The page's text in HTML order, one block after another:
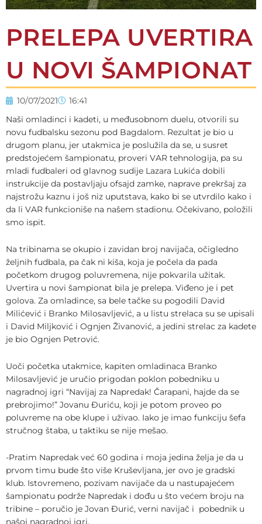
PRELEPA UVERTIRA
U NOVI ŠAMPIONAT
10/07/2021
16:41
Naši omladinci i kadeti, u međusobnom duelu, otvorili su
novu fudbalsku sezonu pod Bagdalom. Rezultat je bio u
drugom planu, jer utakmica je poslužila da se, u susret
predstojećem šampionatu, proveri VAR tehnologija, pa su
mladi fudbaleri od glavnog sudije Lazara Lukića dobili
instrukcije da postavljaju ofsajd zamke, naprave prekršaj za
najstrožu kaznu i još niz uputstava, kako bi se utvrdilo kako i
da li VAR funkcioniše na našem stadionu. Očekivano, položili
smo ispit.
Na tribinama se okupio i zavidan broj navijača, očigledno
željnih fudbala, pa čak ni kiša, koja je počela da pada
početkom drugog poluvremena, nije pokvarila užitak.
Uvertira u novi šampionat bila je prelepa. Viđeno je i pet
golova. Za omladince, sa bele tačke su pogodili David
Milićević i Branko Milosavljević, a u listu strelaca su se upisali
i David Miljković i Ognjen Živanović, a jedini strelac za kadete
je bio Ognjen Petrović.
Uoči početka utakmice, kapiten omladinaca Branko
Milosavljević je uručio prigodan poklon pobedniku u
nagradnoj igri “Navijaj za Napredak! Čarapani, hajde da se
prebrojimo!” Jovanu Đuriću, koji je potom proveo po
poluvreme na obe klupe i uživao. Iako je imao funkciju šefa
stručnog štaba, u taktiku se nije mešao.
-Pratim Napredak već 60 godina i moja jedina želja je da u
prvom timu bude što više Kruševljana, jer ovo je gradski
klub. Istovremeno, pozivam navijače da u nastupajećem
šampionatu podrže Napredak i dođu u što većem broju na
tribine – poručio je Jovan Đurić, verni navijač i pobednik u
našoj nagradnoj igri.